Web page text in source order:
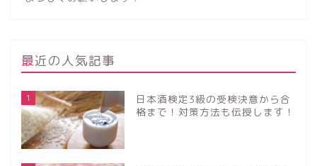
最近の人気記事
1
日本酒検定3級の受検決意から合
格まで！対策方法も伝授します！